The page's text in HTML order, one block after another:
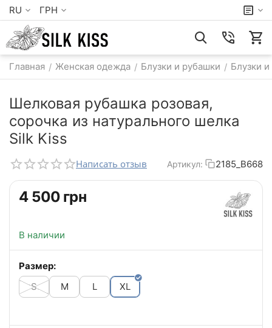
RU ГРН
Главная / Женская одежда / Блузки и рубашки / Блузки
Шелковая рубашка розовая,
сорочка из натурального шелка
Silk Kiss
Написать отзыв Артикул: 2185_B668
‍4 500‍ грн
В наличии
Размер:
S
M L XL